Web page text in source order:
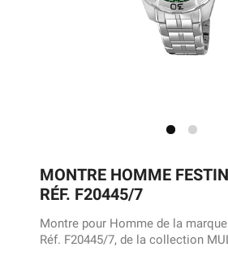
MONTRE HOMME
RÉF. F20445/7
Montre pour Homme de la
Réf. F20445/7, de la collection